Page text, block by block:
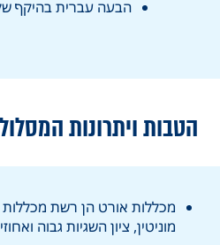
הבעה עברית בהיקף של 2 יחידות לימוד
הטבות ויתרונות המסלול
מכללות אורט הן רשת מכללות
מוניטין, ציון השגיות גבוה